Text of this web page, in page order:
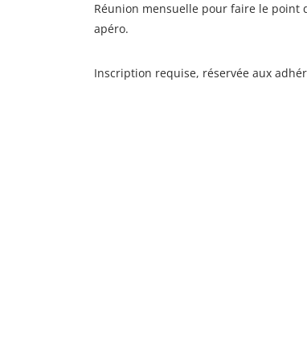
Réunion mensuelle pour faire le point
apéro.
Inscription requise, réservée aux